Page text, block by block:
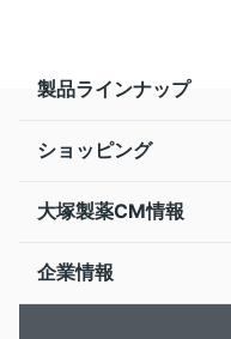
製品ラインナップ
ショッピング
大塚製薬CM情報
企業情報